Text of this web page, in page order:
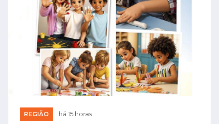
REGIÃO há 15 horas